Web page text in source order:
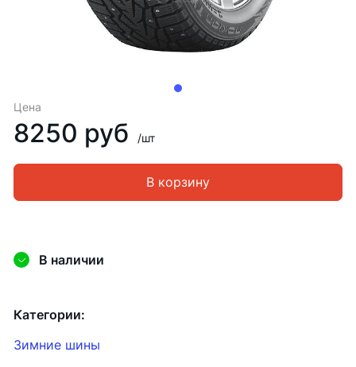
Цена
8250 руб /шт
В корзину
Категории:
Зимние шины
В наличии